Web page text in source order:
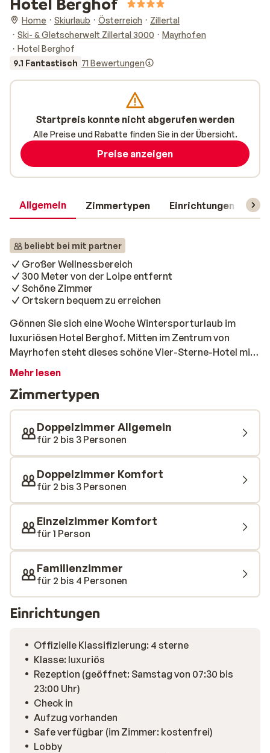
Home Skiurlaub Österreich
Zillertal
Ski- & Gletscherwelt Zillertal 3000
Mayrhofen
Hotel Berghof
9.1 Fantastisch 71 Bewertungen
Allgemein Zimmertypen Einrichtungen
beliebt bei mit partner
Großer Wellnessbereich
300 Meter von der Loipe entfernt
Schöne Zimmer
Ortskern bequem zu erreichen
Gönnen Sie sich eine Woche Wintersporturlaub im
luxuriösen Hotel Berghof. Mitten im Zentrum von
Mayrhofen steht dieses schöne Vier-Sterne-Hotel mit
seinem umfangreichen Wellnessbereich und der
gesamtes Team sind sehr stolz auf ihr Hotel und heißen
Sie herzlich willkommen. Das Hotel Berghof hat sich in
den letzten Jahren stark vergrößert. Neben vielen
schönen, neuen Zimmern verfügt das Hotel auch über
einen komplett neuen Wellnessbereich mit einem
schönen Innen- und Außenpool. Außerdem gibt es ein
spezielles Kinderbecken und einen lustigen
Kinderspielplatz neben dem Restaurant. Nach dem
Stunden im beheizten Pool verbringen. Und auch Sie
werden von Ihrem geräumigen, komfortablen Zimmer
mit Balkon oder Terrasse begeistert sein. In der Bar
verbringen Sie einen gemütlichen Abend zu zweit und an
vier Abenden in der Woche wird sogar Live-Musik
gespielt. Hotel Berghof, das ist Lebensgenuss in vollen
Zügen!
Mehr lesen
Zimmertypen
Doppelzimmer Allgemein
für 2 bis 3 Personen
Doppelzimmer Komfort
für 2 bis 3 Personen
Einzelzimmer Komfort
für 1 Person
Familienzimmer
für 2 bis 4 Personen
Einrichtungen
Offizielle Klassifizierung: 4 sterne
Klasse: luxuriös
Rezeption (geöffnet: Samstag von 07:30 bis
23:00 Uhr)
Check in
Aufzug vorhanden
Safe verfügbar (im Zimmer: kostenfrei)
Lobby
Startpreis konnte nicht abgerufen werden
Alle Preise und Rabatte finden Sie in der Übersicht.
Preise anzeigen